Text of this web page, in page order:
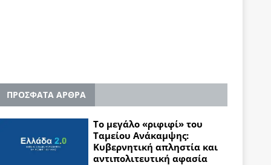
ΠΡΟΣΦΑΤΑ ΑΡΘΡΑ
Το μεγάλο «ριφιφί» του
Ταμείου Ανάκαμψης:
Κυβερνητική απληστία και
αντιπολιτευτική αφασία